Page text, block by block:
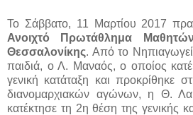
Το Σάββατο, 11 Μαρτίου 2017
Ανοιχτό Πρωτάθλημα
Θεσσαλονίκης. Από το
παιδιά, ο Λ. Μαναός, ο οποίος
γενική κατάταξη και προκρίθηκε
διανομαρχιακών αγώνων, η Θ.
κατέκτησε τη 2η θέση της γενικής